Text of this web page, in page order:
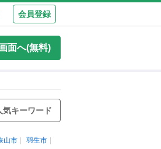
会員登録
面へ(無料)
気キーワード
山市
羽生市